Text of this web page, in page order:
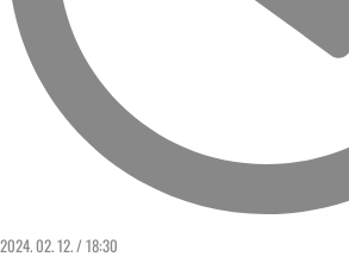
2024. 02. 12. / 18:30